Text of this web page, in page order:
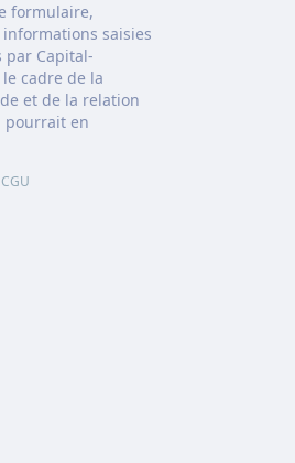
formulaire,
informations saisies
par Capital-
cadre de la
et de la relation
pourrait en